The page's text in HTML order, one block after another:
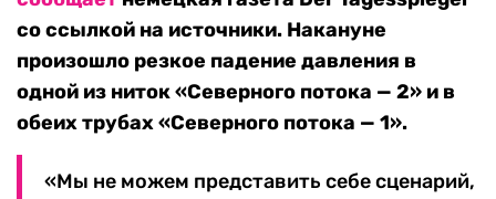
со ссылкой на источники. Накануне
произошло резкое падение давления в
одной из ниток «Северного потока — 2» и в
обеих трубах «Северного потока — 1».
«Мы не можем представить себе сценарий,